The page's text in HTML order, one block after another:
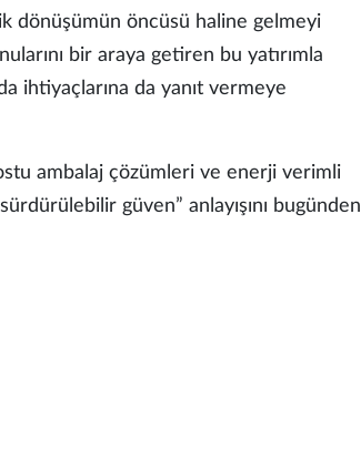
dönüşümün öncüsü haline gelmeyi
bir araya getiren bu yatırımla
ihtiyaçlarına da yanıt vermeye
ambalaj çözümleri ve enerji verimli
güven” anlayışını bugünden